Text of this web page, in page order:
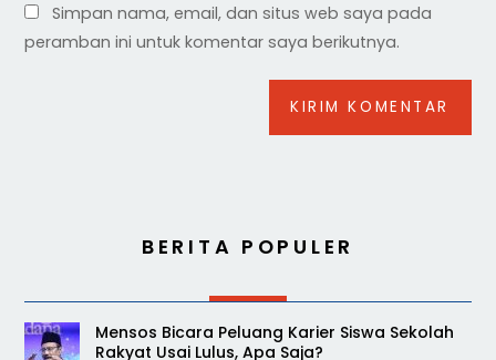
Simpan nama, email, dan situs web saya pada
peramban ini untuk komentar saya berikutnya.
BERITA POPULER
Mensos Bicara Peluang Karier Siswa Sekolah
Rakyat Usai Lulus, Apa Saja?